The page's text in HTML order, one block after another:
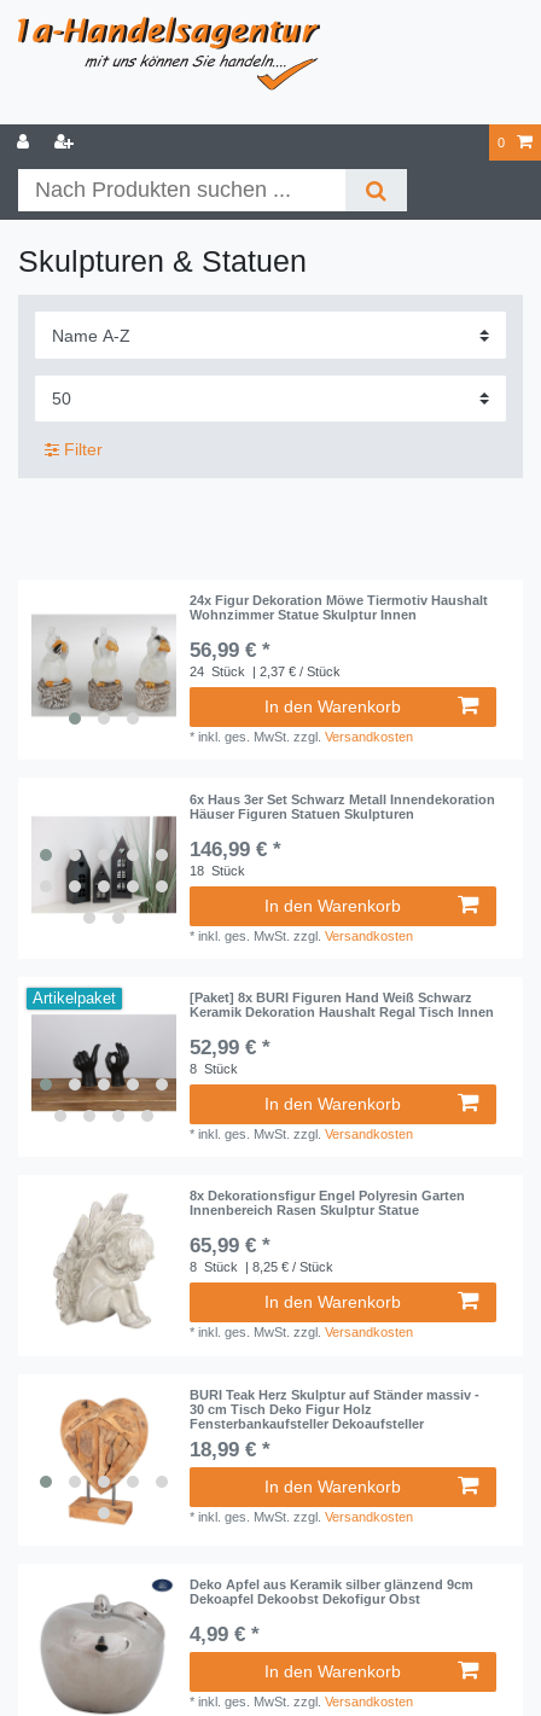
0
Skulpturen & Statuen
Filter
24x Figur Dekoration Möwe Tiermotiv Haushalt
Wohnzimmer Statue Skulptur Innen
56,99 € *
24 Stück | 2,37 € / Stück
In den Warenkorb
*inkl. ges. MwSt. zzgl.Versandkosten
6x Haus 3er Set Schwarz Metall Innendekoration
Häuser Figuren Statuen Skulpturen
146,99 € *
18 Stück
In den Warenkorb
*inkl. ges. MwSt. zzgl.Versandkosten
Artikelpaket
[Paket] 8x BURI Figuren Hand Weiß Schwarz
Keramik Dekoration Haushalt Regal Tisch Innen
52,99 € *
8 Stück
In den Warenkorb
*inkl. ges. MwSt. zzgl.Versandkosten
8x Dekorationsfigur Engel Polyresin Garten
Innenbereich Rasen Skulptur Statue
65,99 € *
8 Stück | 8,25 € / Stück
In den Warenkorb
*inkl. ges. MwSt. zzgl.Versandkosten
BURI Teak Herz Skulptur auf Ständer massiv -
30 cm Tisch Deko Figur Holz
Fensterbankaufsteller Dekoaufsteller
18,99 € *
In den Warenkorb
*inkl. ges. MwSt. zzgl.Versandkosten
Deko Apfel aus Keramik silber glänzend 9cm
Dekoapfel Dekoobst Dekofigur Obst
4,99 € *
In den Warenkorb
*inkl. ges. MwSt. zzgl.Versandkosten